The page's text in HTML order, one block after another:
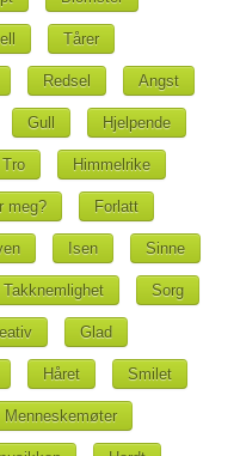
Tårer
Redsel Angst
Gull Hjelpende
Tro Himmelrike
meg? Forlatt
Isen Sinne
Takknemlighet Sorg
Glad
Håret Smilet
Menneskemøter